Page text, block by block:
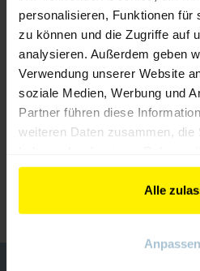
personalisieren, Funktionen für
zu können und die Zugriffe auf
analysieren. Außerdem geben
Verwendung unserer Website
soziale Medien, Werbung und
Partner führen diese
weiteren Daten zusammen, die
gesammelt haben.
Alle
Anpassen
MBS PickStar -
ZURÜCK ZUM